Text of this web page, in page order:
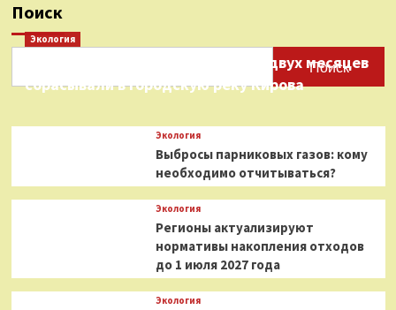
Поиск
Поиск
Экология
Нефтепродукты на протяжении двух месяцев
сбрасывали в городскую реку Кирова
Экология
Выбросы парниковых газов: кому
необходимо отчитываться?
Экология
Регионы актуализируют
нормативы накопления отходов
до 1 июля 2027 года
Экология